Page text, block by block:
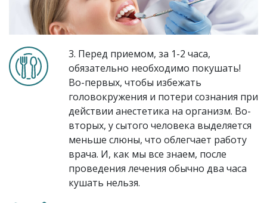
3. Перед приемом, за 1-2 часа,
обязательно необходимо покушать!
Во-первых, чтобы избежать
головокружения и потери сознания при
действии анестетика на организм. Во-
вторых, у сытого человека выделяется
меньше слюны, что облегчает работу
врача. И, как мы все знаем, после
проведения лечения обычно два часа
кушать нельзя.